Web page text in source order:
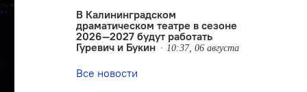
В Калининградском
драматическом театре в сезоне
2026—2027 будут работать
Гуревич и Букин
10:37, 06 августа
Все новости